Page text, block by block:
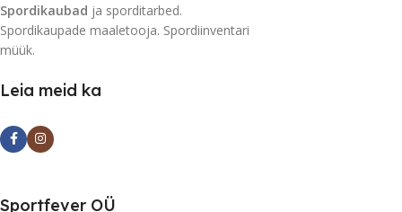
Spordikaubad ja sporditarbed.
Spordikaupade maaletooja. Spordiinventari
müük.
Leia meid ka
Sportfever OÜ